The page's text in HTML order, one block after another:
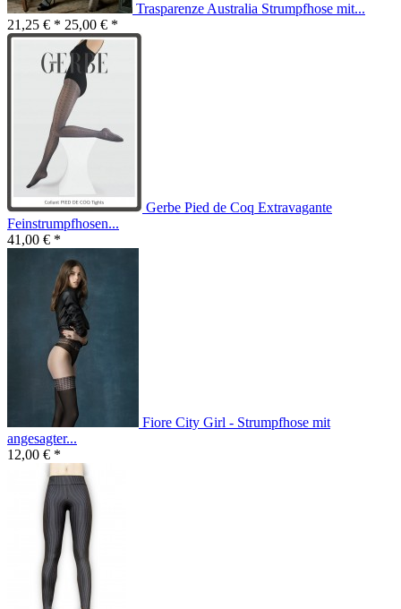
Trasparenze Australia Strumpfhose mit...
21,25 € * 25,00 € *
Gerbe Pied de Coq Extravagante
Feinstrumpfhosen...
41,00 € *
Fiore City Girl - Strumpfhose mit
angesagter...
12,00 € *